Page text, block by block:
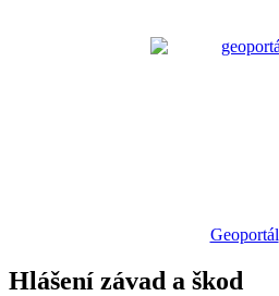
Geoportál
Hlášení závad a škod